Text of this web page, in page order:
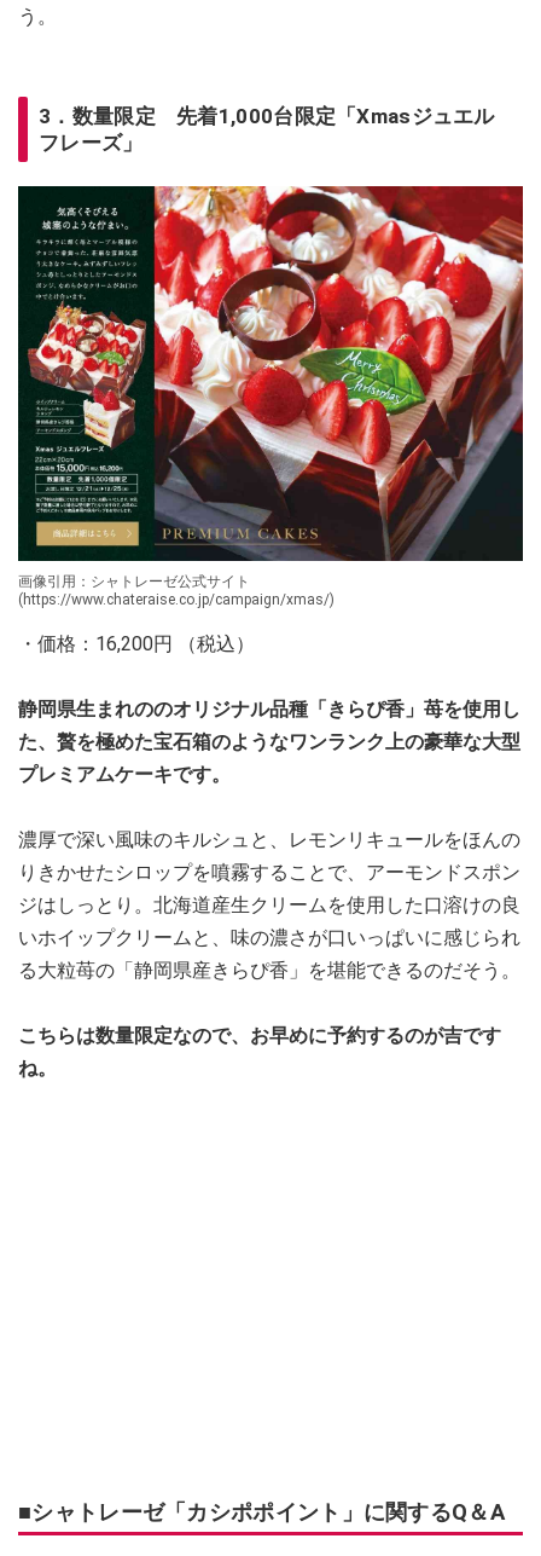
う。
3．数量限定 先着1,000台限定「Xmasジュエル
フレーズ」
画像引用：シャトレーゼ公式サイト
(https://www.chateraise.co.jp/campaign/xmas/)
・価格：16,200円 （税込）
静岡県生まれののオリジナル品種「きらぴ香」苺を使用し
た、贅を極めた宝石箱のようなワンランク上の豪華な大型
プレミアムケーキです。
濃厚で深い風味のキルシュと、レモンリキュールをほんの
りきかせたシロップを噴霧することで、アーモンドスポン
ジはしっとり。北海道産生クリームを使用した口溶けの良
いホイップクリームと、味の濃さが口いっぱいに感じられ
る大粒苺の「静岡県産きらぴ香」を堪能できるのだそう。
こちらは数量限定なので、お早めに予約するのが吉です
ね。
■シャトレーゼ「カシポポイント」に関するQ＆A